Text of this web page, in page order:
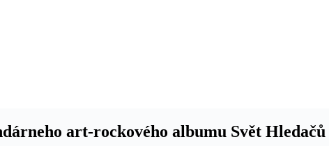
art-rockového albumu Svět Hledačů